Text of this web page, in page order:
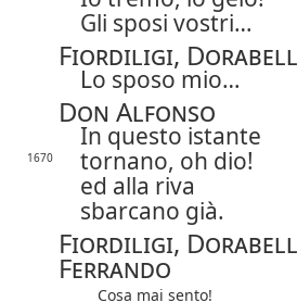
Gli sposi vostri…
Fiordiligi,
Lo sposo mio…
Don Alfonso
In questo istante
1670
tornano, oh dio!
ed alla riva
sbarcano già.
Fiordiligi,
Ferrando
Cosa mai sento!